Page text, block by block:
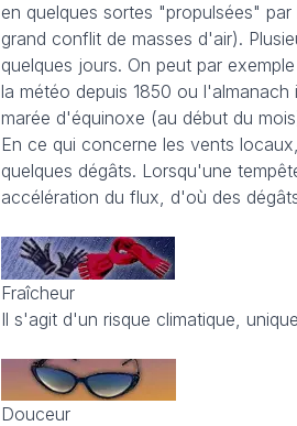
en quelques sortes "propulsées"
grand conflit de masses d'air).
quelques jours. On peut par
la météo depuis 1850 ou
marée d'équinoxe (au début du
En ce qui concerne les vents
quelques dégâts. Lorsqu'une
accélération du flux, d'où des
Fraîcheur
Il s'agit d'un risque climatique,
Douceur